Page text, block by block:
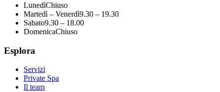
LunedìChiuso
Martedì – Venerdì9.30 – 19.30
Sabato9.30 – 18.00
DomenicaChiuso
Esplora
Servizi
Private Spa
Il team